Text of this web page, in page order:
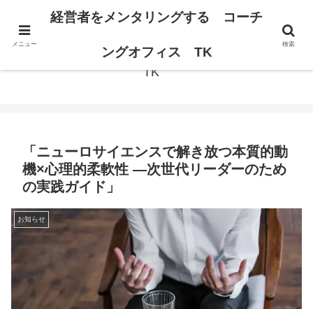
経営者の思考が変われば、組織は変わる。
経営者をメンタリングする コーチングオフィス
TK
「ニューロサイエンスで解き放つ本質的動
機×心理的柔軟性 —次世代リーダーのため
の実践ガイド」
お知らせ
メニュー
経営者をメンタリングする コーチ
ングオフィス TK
検索